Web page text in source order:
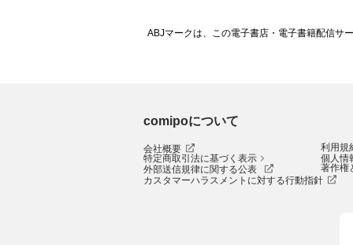
ABJマークは、この電子書店・電子書籍配信サ
comipoについて
会社概要
利用規
特定商取引法に基づく表示
個人情
外部送信規律に関する公表
著作権
カスタマーハラスメントに対する行動指針